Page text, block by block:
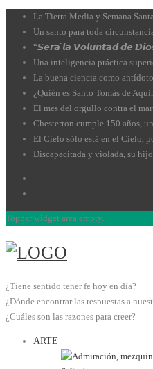
La Tierra Media y Semana Santa
Un santo para toda
“𝙎𝙚𝙧𝙖́ 𝙡𝙖 𝙑𝙤𝙡𝙪𝙣𝙩𝙖𝙙 𝙙𝙚
Una inteligencia práctica
La buena ciencia como
¿Quién es Santo Tomás de
El mes del orgullo contra el
Chesterton cumple 150 años,
El Cielo sólo está en el Cielo,
Discapacitada y violada, su
Topbar widget area empty.
¿Tiene sentido tener fe hoy en día?
¿Dónde encontrar las respuestas a
¿Cuáles son las razones para creer?
ARTE